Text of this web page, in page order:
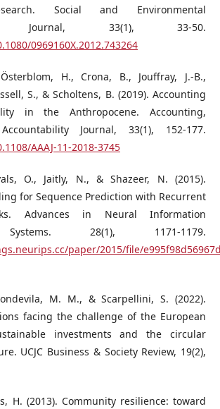
Social and Environmental
Journal, 33(1), 33-50.
0969160X.2012.743264
H., Crona, B., Jouffray, J.-B.,
S., & Scholtens, B. (2019). Accounting
in the Anthropocene. Accounting,
Journal, 33(1), 152-177.
AAAJ-11-2018-3745
O., Jaitly, N., & Shazeer, N. (2015).
for Sequence Prediction with Recurrent
Advances in Neural Information
Systems. 28(1), 1171-1179.
paper/2015/file/
M. M., & Scarpellini, S. (2022).
facing the challenge of the European
investments and the circular
UCJC Business & Society Review, 19(2),
H. (2013). Community resilience: toward